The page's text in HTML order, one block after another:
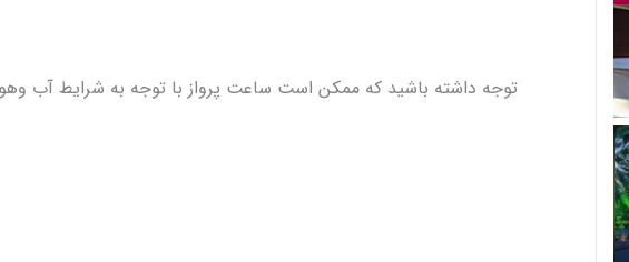
توجه داشته باشید که ممکن است ساعت پرواز با توجه به شرایط آب